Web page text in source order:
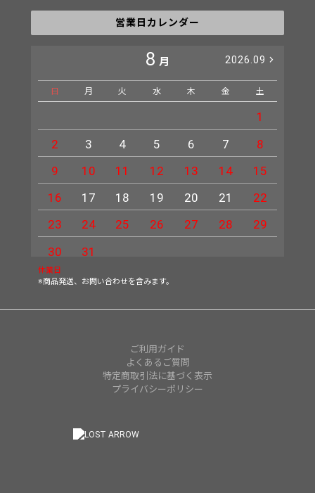
営業日カレンダー
8 月 2026.09
日 月 火 水 木 金 土
1
2
3 4 5 6 7
8
9
10 11 12 13 14
15
16
17 18 19 20 21
22
23
24 25 26 27 28
29
30
31
休業日
※商品発送、お問い合わせを含みます。
ご利用ガイド
よくあるご質問
特定商取引法に基づく表示
プライバシーポリシー